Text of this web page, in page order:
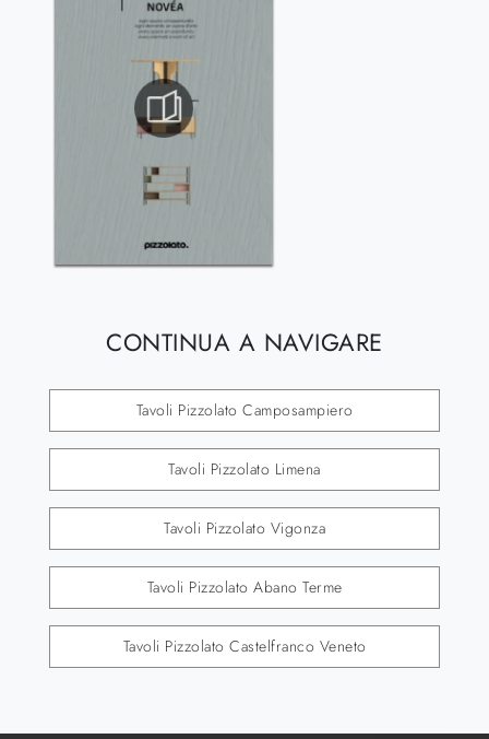
CONTINUA A NAVIGARE
Tavoli Pizzolato Camposampiero
Tavoli Pizzolato Limena
Tavoli Pizzolato Vigonza
Tavoli Pizzolato Abano Terme
Tavoli Pizzolato Castelfranco Veneto